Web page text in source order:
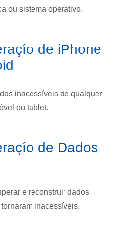
ou sistema operativo.
de iPhone
inacessí­veis de qualquer
ou tablet.
de Dados
e reconstruir dados
inacessí­veis.